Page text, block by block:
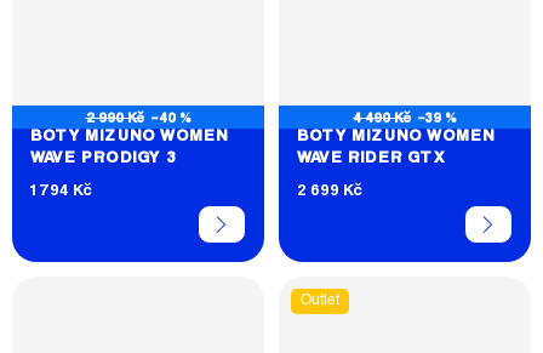
2 990 Kč –40 %
BOTY MIZUNO WOMEN
WAVE PRODIGY 3
1 794 Kč
4 490 Kč –39 %
BOTY MIZUNO WOMEN
WAVE RIDER GTX
2 699 Kč
Outlet